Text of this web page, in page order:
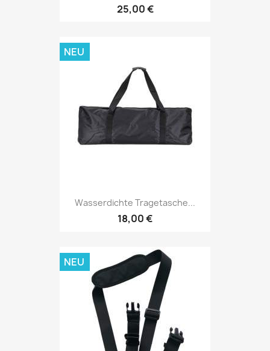
25,00 €
Wasserdichte Tragetasche...
18,00 €
NEU
NEU